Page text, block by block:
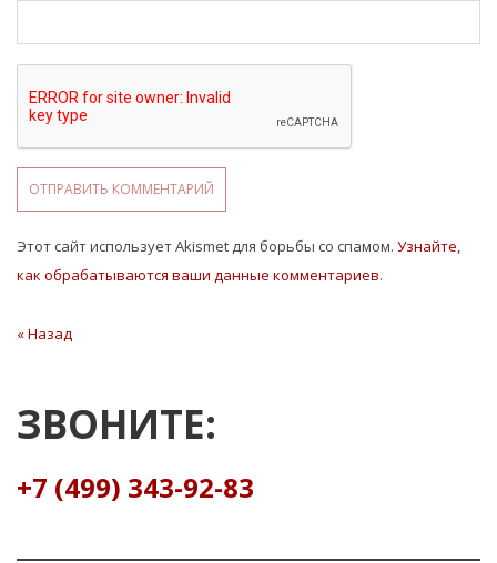
Этот сайт использует Akismet для борьбы со спамом. Узнайте,
как обрабатываются ваши данные комментариев.
Навигация
записям
« Назад
ЗВОНИТЕ:
+7 (499) 343-92-83